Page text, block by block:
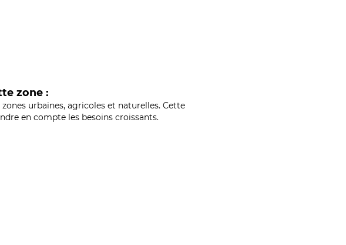
zone :
urbaines, agricoles et naturelles. Cette
en compte les besoins croissants.